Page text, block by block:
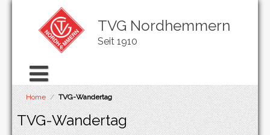
TVG Nordhemmern
Seit 1910
Home / TVG-Wandertag
TVG-Wandertag